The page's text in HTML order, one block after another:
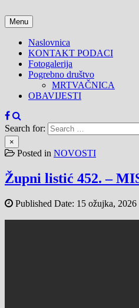
to
content
Menu
Naslovnica
KONTAKT PODACI
Fotogalerija
Pogrebno društvo
MRTVAČNICA
OBAVIJESTI
Search for:
×
Posted in NOVOSTI
Župni listić 452. –
Published Date: 15 ožujka, 2026